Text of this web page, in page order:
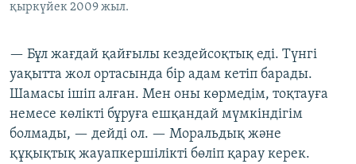
қыркүйек 2009 жыл.
— Бұл жағдай қайғылы кездейсоқтық еді. Түнгі
уақытта жол ортасында бір адам кетіп барады.
Шамасы ішіп алған. Мен оны көрмедім, тоқтауға
немесе көлікті бұруға ешқандай мүмкіндігім
болмады, — дейді ол. — Моральдық және
құқықтық жауапкершілікті бөліп қарау керек.